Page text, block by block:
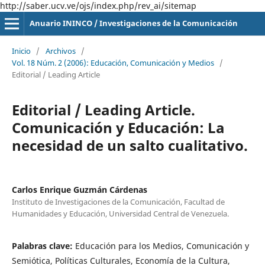
http://saber.ucv.ve/ojs/index.php/rev_ai/sitemap
Anuario ININCO / Investigaciones de la Comunicación
Inicio / Archivos /
Vol. 18 Núm. 2 (2006): Educación, Comunicación y Medios /
Editorial / Leading Article
Editorial / Leading Article.
Comunicación y Educación: La
necesidad de un salto cualitativo.
Carlos Enrique Guzmán Cárdenas
Instituto de Investigaciones de la Comunicación, Facultad de
Humanidades y Educación, Universidad Central de Venezuela.
Palabras clave: Educación para los Medios, Comunicación y
Semiótica, Políticas Culturales, Economía de la Cultura,